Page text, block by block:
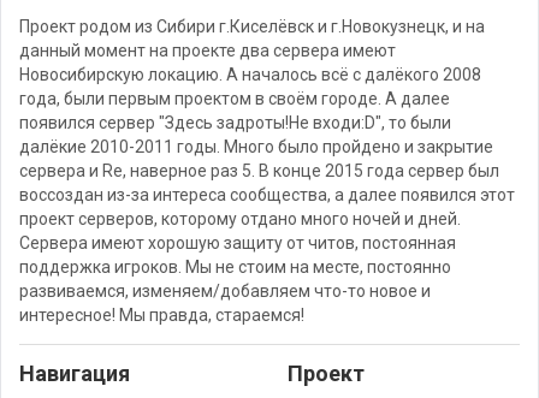
Проект родом из Сибири г.Киселёвск и г.Новокузнецк, и на
данный момент на проекте два сервера имеют
Новосибирскую локацию. А началось всё с далёкого 2008
года, были первым проектом в своём городе. А далее
появился сервер "Здесь задроты!Не входи:D", то были
далёкие 2010-2011 годы. Много было пройдено и закрытие
сервера и Re, наверное раз 5. В конце 2015 года сервер был
воссоздан из-за интереса сообщества, а далее появился этот
проект серверов, которому отдано много ночей и дней.
Сервера имеют хорошую защиту от читов, постоянная
поддержка игроков. Мы не стоим на месте, постоянно
развиваемся, изменяем/добавляем что-то новое и
интересное! Мы правда, стараемся!
Навигация Проект